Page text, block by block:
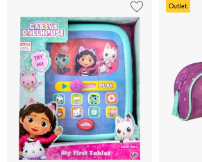
Outlet